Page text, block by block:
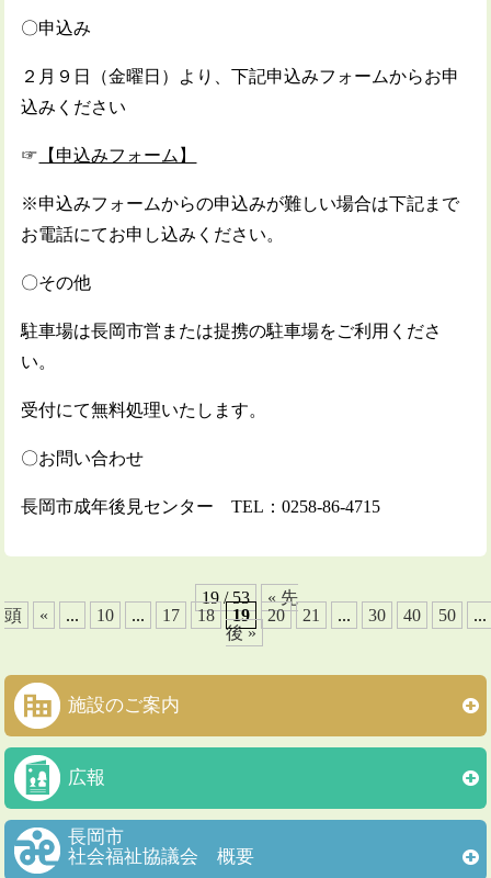
〇申込み
２月９日（金曜日）より、下記申込みフォームからお申
込みください
☞ 【申込みフォーム】
※申込みフォームからの申込みが難しい場合は下記まで
お電話にてお申し込みください。
〇その他
駐車場は長岡市営または提携の駐車場をご利用くださ
い。
受付にて無料処理いたします。
〇お問い合わせ
長岡市成年後見センター TEL：0258-86-4715
19 / 53
« 先
頭
« ... 10 ... 17 18 19 20 21 ... 30 40 50
...
後 »
施設のご案内
広報
長岡市
社会福祉協議会 概要